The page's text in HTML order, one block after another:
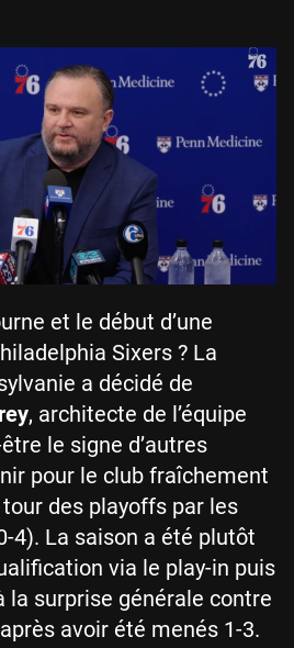
et le début d’une
Sixers ? La
a décidé de
, architecte de l’équipe
le signe d’autres
pour le club fraîchement
des playoffs par les
4). La saison a été plutôt
via le play-in puis
la surprise générale contre
avoir été menés 1-3.